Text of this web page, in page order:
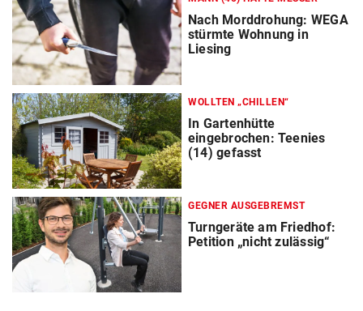
Nach Morddrohung: WEGA
stürmte Wohnung in
Liesing
WOLLTEN „CHILLEN“
In Gartenhütte
eingebrochen: Teenies
(14) gefasst
GEGNER AUSGEBREMST
Turngeräte am Friedhof:
Petition „nicht zulässig“